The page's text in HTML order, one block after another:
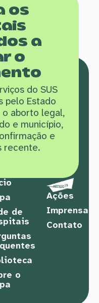
os
a
o
do SUS
pelo Estado
aborto legal,
e município,
e
recente.
de
o
Ações
Imprensa
Contato